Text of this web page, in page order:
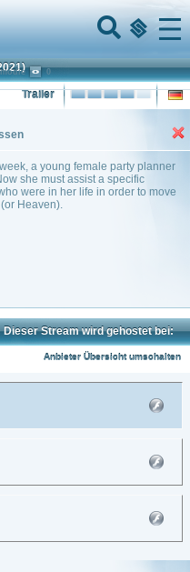
Menu
Trailer
a young female party planner
she must assist a specific
were in her life in order to move
Heaven).
0
Stream wird gehostet bei:
Anbieter Übersicht umschalten